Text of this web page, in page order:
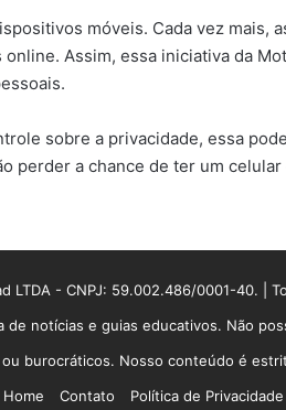
móveis. Cada vez mais,
Assim, essa iniciativa da
sobre a privacidade, essa
perder a chance de ter um
LTDA - CNPJ: 59.002.486/0001-40. |
notícias e guias educativos. Não
burocráticos. Nosso conteúdo é
Home
Contato Política de Privacidade